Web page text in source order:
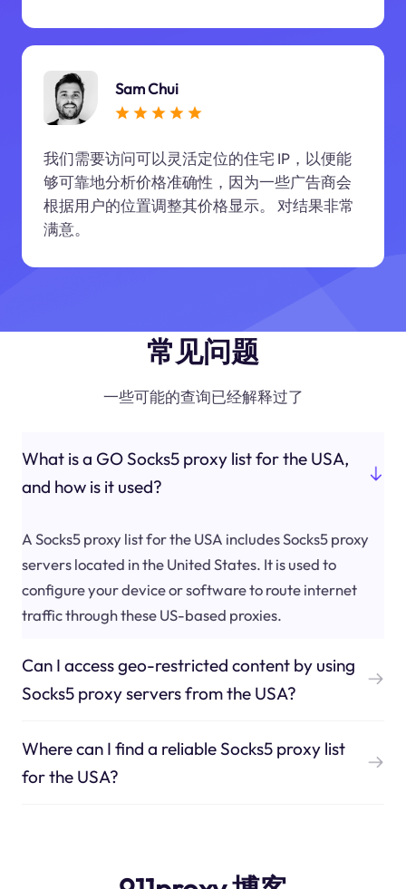
Sam Chui
我们需要访问可以灵活定位的住宅 IP，以便能
够可靠地分析价格准确性，因为一些广告商会
根据用户的位置调整其价格显示。 对结果非常
满意。
常见问题
一些可能的查询已经解释过了
What is a GO Socks5 proxy list for the USA,
and how is it used?
A Socks5 proxy list for the USA includes Socks5 proxy
servers located in the United States. It is used to
configure your device or software to route internet
traffic through these US-based proxies.
Can I access geo-restricted content by using
Socks5 proxy servers from the USA?
Where can I find a reliable Socks5 proxy list
for the USA?